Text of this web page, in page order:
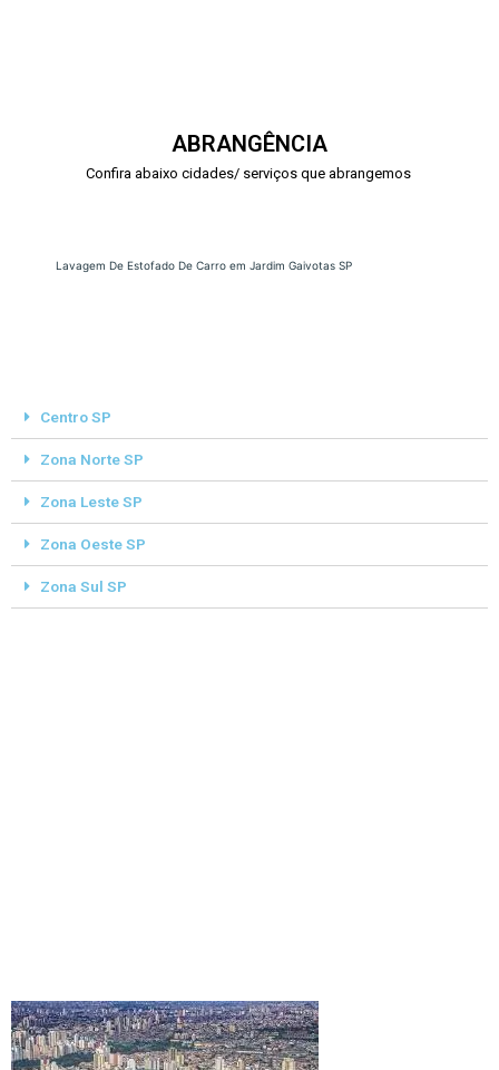
ABRANGÊNCIA
Confira abaixo cidades/ serviços que abrangemos
Lavagem De Estofado De Carro em Jardim Gaivotas SP
Centro SP
Zona Norte SP
Zona Leste SP
Zona Oeste SP
Zona Sul SP